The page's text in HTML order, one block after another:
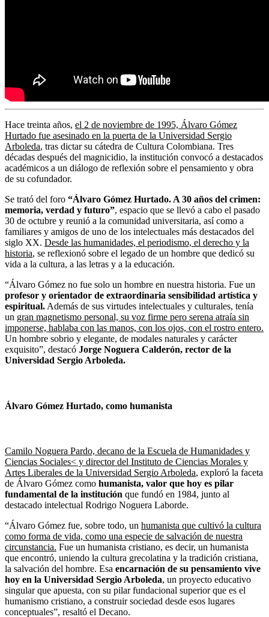
Hace treinta años, el 2 de noviembre de 1995, Álvaro Gómez
Hurtado fue asesinado en la puerta de la Universidad Sergio
Arboleda, tras dictar su cátedra de Cultura Colombiana. Tres
décadas después del magnicidio, la institución convocó a destacados
académicos a un diálogo de reflexión sobre el pensamiento y obra
de su cofundador.
Se trató del foro “Álvaro Gómez Hurtado. A 30 años del crimen:
memoria, verdad y futuro”, espacio que se llevó a cabo el pasado
30 de octubre y reunió a la comunidad universitaria, así como a
familiares y amigos de uno de los intelectuales más destacados del
siglo XX. Desde las humanidades, el periodismo, el derecho y la
historia, se reflexionó sobre el legado de un hombre que dedicó su
vida a la cultura, a las letras y a la educación.
“Álvaro Gómez no fue solo un hombre en nuestra historia. Fue un
profesor y orientador de extraordinaria sensibilidad artística y
espiritual.Además de sus virtudes intelectuales y culturales, tenía
un gran magnetismo personal, su voz firme pero serena atraía sin
imponerse, hablaba con las manos, con los ojos, con el rostro entero.
Un hombre sobrio y elegante, de modales naturales y carácter
exquisito”, destacó Jorge Noguera Calderón, rector de la
Universidad Sergio Arboleda.
Álvaro Gómez Hurtado, como humanista
Camilo Noguera Pardo, decano de la Escuela de Humanidades y
Ciencias Sociales< y director del Instituto de Ciencias Morales y
Artes Liberales de la Universidad Sergio Arboleda, exploró la faceta
de Álvaro Gómez como humanista, valor que hoy es pilar
fundamental de la institución que fundó en 1984, junto al
destacado intelectual Rodrigo Noguera Laborde.
“Álvaro Gómez fue, sobre todo, un humanista que cultivó la cultura
como forma de vida, como una especie de salvación de nuestra
circunstancia. Fue un humanista cristiano, es decir, un humanista
que encontró, uniendo la cultura grecolatina y la tradición cristiana,
la salvación del hombre. Esa encarnación de su pensamiento vive
hoy en la Universidad Sergio Arboleda, un proyecto educativo
singular que apuesta, con su pilar fundacional superior que es el
humanismo cristiano, a construir sociedad desde esos lugares
conceptuales”, resaltó el Decano.